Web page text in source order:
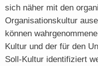
sich näher mit den
Organisationskultur
können
Kultur und der für den
Soll-Kultur identifiziert